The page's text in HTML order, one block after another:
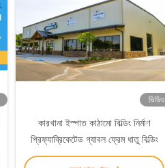
ভিডিও
কারখানা ইস্পাত কাঠামো বিল্ডিং নির্মাণ
প্রিফ্যাব্রিকেটেড গ্যাবল ফ্রেম ধাতু বিল্ডিং